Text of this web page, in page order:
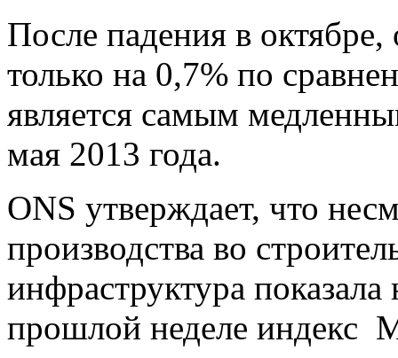
После падения в
только на 0,7% по
является самым
мая 2013 года.
ONS утверждает, что
производства во
инфраструктура
прошлой неделе индекс